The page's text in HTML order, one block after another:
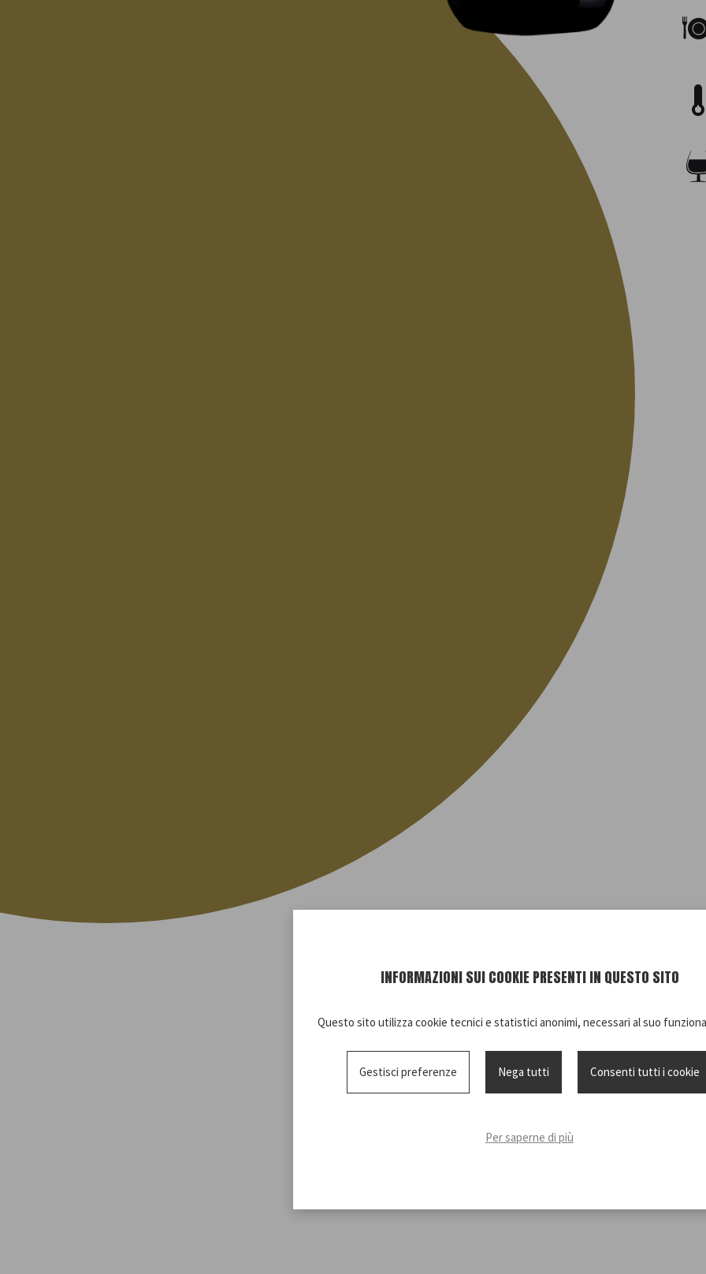
INFORMAZIONI SUI COOKIE PRESENTI IN QUESTO SITO
Questo sito utilizza cookie tecnici e statistici anonimi, necessari al suo
Gestisci preferenze Nega tutti Consenti tutti i cookie
Per saperne di più